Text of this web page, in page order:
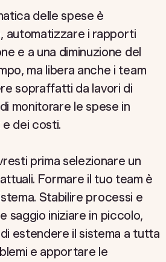
delle spese è
automatizzare i rapporti
e a una diminuzione del
ma libera anche i team
sopraffatti da lavori di
monitorare le spese in
dei costi.
prima selezionare un
Formare il tuo team è
Stabilire processi e
saggio iniziare in piccolo,
estendere il sistema a tutta
e apportare le